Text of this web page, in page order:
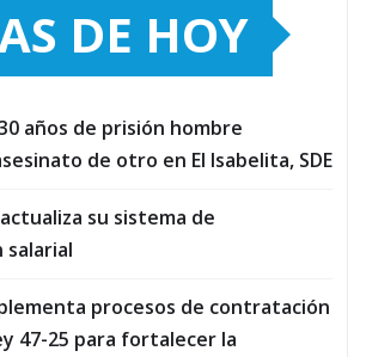
DE HOY
años de prisión hombre
de otro en El Isabelita, SDE
su sistema de
salarial
procesos de contratación
47-25 para fortalecer la